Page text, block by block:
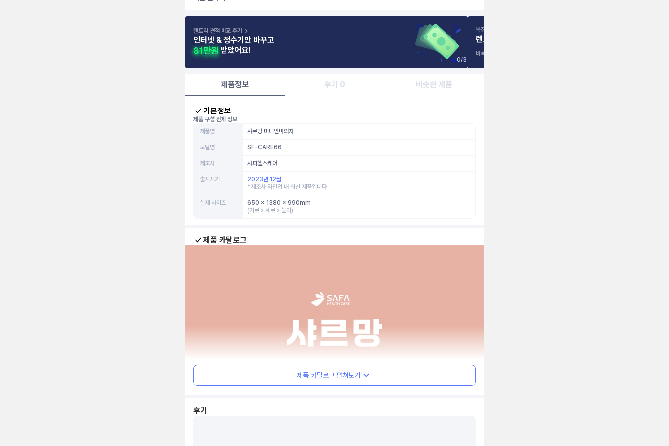
렌트리 견적 비교 후기
인터넷 & 정수기만 바꾸고
받았어요!
복잡하고 믿기 어려운 인터넷 가입,
렌트리
바로가기
0/3
제품정보 후기 0 비슷한 제품
기본정보
제품 구성 전체 정보
제품명
샤르망 미니안마의자
모델명 SF-CARE66
제조사 사파헬스케어
출시시기
2023년 12월
*제조사 라인업 내 최신 제품입니다
실제 사이즈
650 x 1380 x 990mm
(가로 x 세로 x 높이)
제품 카탈로그
제품 카탈로그 펼쳐보기
후기